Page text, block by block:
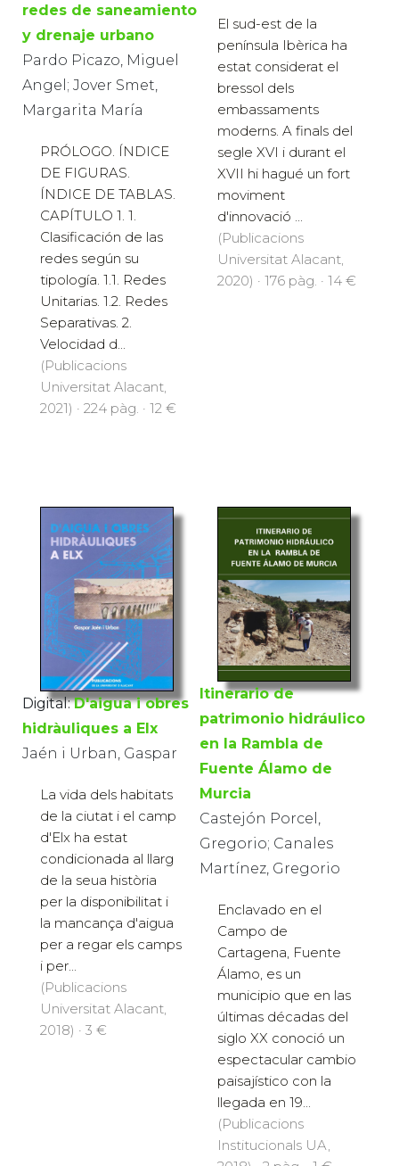
redes de saneamiento
y drenaje urbano
Pardo Picazo, Miguel
Angel; Jover Smet,
Margarita María
PRÓLOGO. ÍNDICE
DE FIGURAS.
ÍNDICE DE TABLAS.
CAPÍTULO 1. 1.
Clasificación de las
redes según su
tipología. 1.1. Redes
Unitarias. 1.2. Redes
Separativas. 2.
Velocidad d...
(Publicacions
Universitat Alacant,
2021) · 224 pàg. · 12 €
El sud-est de la
península Ibèrica ha
estat considerat el
bressol dels
embassaments
moderns. A finals del
segle XVI i durant el
XVII hi hagué un fort
moviment
d'innovació ...
(Publicacions
Universitat Alacant,
2020) · 176 pàg. · 14 €
Digital: D'aigua i obres
hidràuliques a Elx
Jaén i Urban, Gaspar
La vida dels habitats
de la ciutat i el camp
d'Elx ha estat
condicionada al llarg
de la seua història
per la disponibilitat i
la mancança d'aigua
per a regar els camps
i per...
(Publicacions
Universitat Alacant,
2018) · 3 €
Itinerario de
patrimonio hidráulico
en la Rambla de
Fuente Álamo de
Murcia
Castejón Porcel,
Gregorio; Canales
Martínez, Gregorio
Enclavado en el
Campo de
Cartagena, Fuente
Álamo, es un
municipio que en las
últimas décadas del
siglo XX conoció un
espectacular cambio
paisajístico con la
llegada en 19...
(Publicacions
Institucionals UA,